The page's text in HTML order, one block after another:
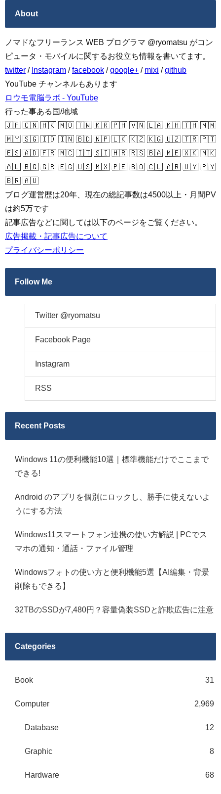
About
ノマドなフリーランス WEB プログラマ @ryomatsu がコン
ピュータ・モバイルに関するお役立ち情報を書いてます。
twitter / Instagram /facebook /google+ / mixi /github
YouTube チャンネルもあります
ロウモ電脳ラボ - YouTube
行った事ある国/地域
🇯🇵 🇨🇳 🇭🇰 🇲🇴 🇹🇼 🇰🇷 🇵🇭 🇻🇳 🇱🇦 🇰🇭 🇹🇭 🇲🇲
🇲🇾 🇸🇬 🇮🇩 🇮🇳 🇧🇩 🇳🇵 🇱🇰 🇰🇿 🇰🇬 🇺🇿 🇹🇷 🇵🇹
🇪🇸 🇦🇩 🇫🇷 🇲🇨 🇮🇹 🇸🇮 🇭🇷 🇷🇸 🇧🇦 🇲🇪 🇽🇰 🇲🇰
🇦🇱 🇧🇬 🇬🇷 🇪🇬 🇺🇸 🇲🇽 🇵🇪 🇧🇴 🇨🇱 🇦🇷 🇺🇾 🇵🇾
🇧🇷 🇦🇺
ブログ運営歴は20年、現在の総記事数は4500以上・月間PV
は約5万です
記事広告などに関しては以下のページをご覧ください。
広告掲載・記事広告について
プライバシーポリシー
Follow Me
Twitter @ryomatsu
Facebook Page
Instagram
RSS
Recent Posts
Windows 11の便利機能10選｜標準機能だけでここまで
できる!
Android のアプリを個別にロックし、勝手に使えないよ
うにする方法
Windows11スマートフォン連携の使い方解説 | PCでス
マホの通知・通話・ファイル管理
Windowsフォトの使い方と便利機能5選【AI編集・背景
削除もできる】
32TBのSSDが7,480円？容量偽装SSDと詐欺広告に注意
Categories
Book 31
Computer 2,969
Database 12
Graphic 8
Hardware 68